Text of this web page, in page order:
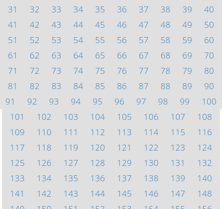
31
32 33 34 35 36 37 38 39
40
41
42 43 44 45 46 47 48 49
50
51
52 53 54 55 56 57 58 59
60
61
62 63 64 65 66 67 68 69
70
71
72 73 74 75 76 77 78 79
80
81
82 83 84 85 86 87 88 89
90
91
92 93 94 95 96 97 98 99
100
101
102 103 104 105 106 107
108
109
110 111 112 113 114 115
116
117
118 119 120 121 122 123
124
125
126 127 128 129 130 131
132
133
134 135 136 137 138 139
140
141
142 143 144 145 146 147
148